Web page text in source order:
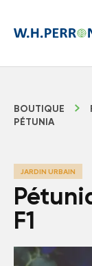
BOUTIQUE
PÉTUNIA
JARDIN URBAIN
F1